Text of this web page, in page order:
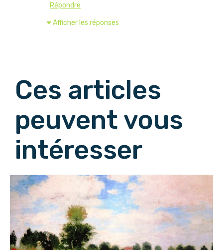
Répondre
Afficher les réponses
Ces articles
peuvent vous
intéresser